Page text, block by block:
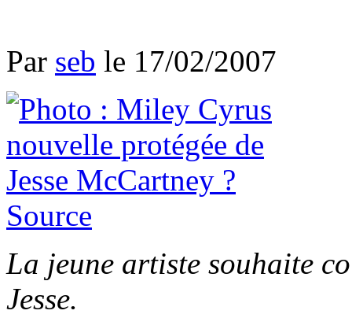
Par seb le 17/02/2007
Source
La jeune artiste souhaite
Jesse.